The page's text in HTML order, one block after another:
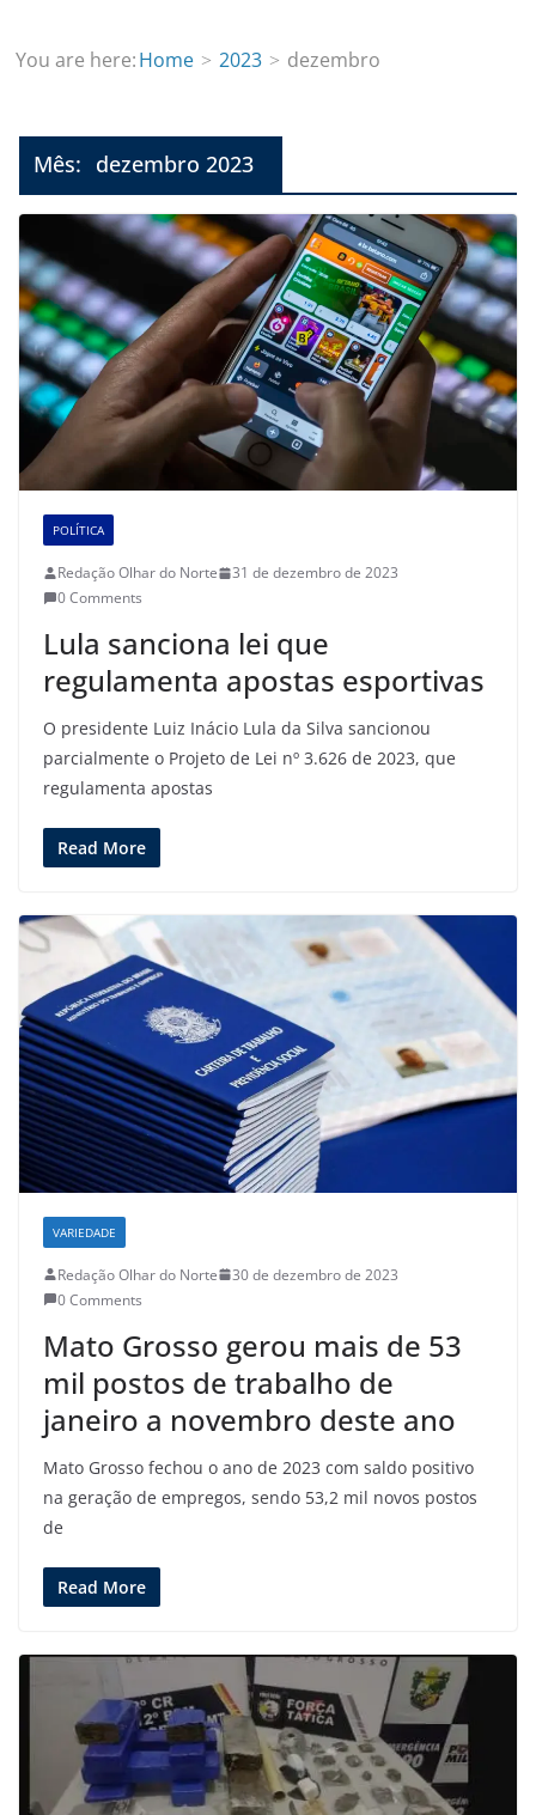
You are here:Home 2023 dezembro
Mês: dezembro 2023
POLÍTICA
Redação Olhar do Norte
31 de dezembro de 2023
0 Comments
Lula sanciona lei que
regulamenta apostas esportivas
O presidente Luiz Inácio Lula da Silva sancionou
parcialmente o Projeto de Lei nº 3.626 de 2023, que
regulamenta apostas
Read More
VARIEDADE
Redação Olhar do Norte
30 de dezembro de 2023
0 Comments
Mato Grosso gerou mais de 53
mil postos de trabalho de
janeiro a novembro deste ano
Mato Grosso fechou o ano de 2023 com saldo positivo
na geração de empregos, sendo 53,2 mil novos postos
de
Read More